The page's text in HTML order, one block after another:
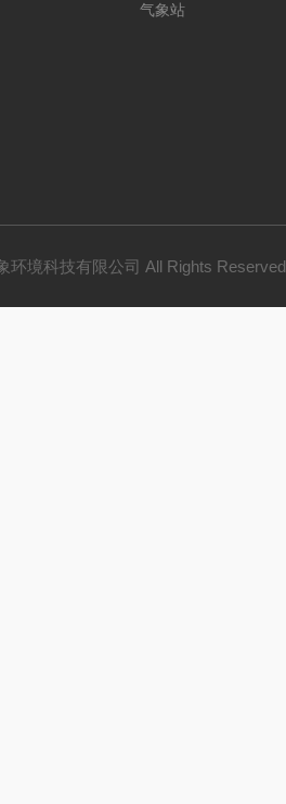
气象站
环境科技有限公司 All Rights